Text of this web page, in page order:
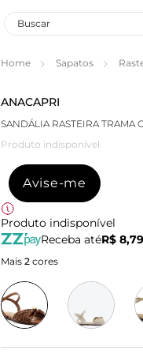
Home Sapatos
ANACAPRI
SANDÁLIA RASTEIRA TRAMA
Produto indisponível
Avise-me
Produto indisponível
Receba atéR$ 8,79
Mais 2 cores